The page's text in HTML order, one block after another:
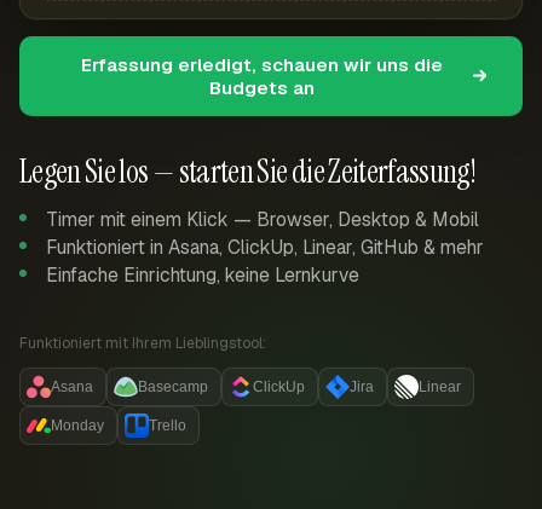
Legen Sie los — starten Sie die Zeiterfassung!
Timer mit einem Klick — Browser, Desktop & Mobil
Funktioniert in Asana, ClickUp, Linear, GitHub & mehr
Einfache Einrichtung, keine Lernkurve
Funktioniert mit Ihrem Lieblingstool:
Asana Basecamp ClickUp Jira Linear
Monday Trello
Erfassung erledigt, schauen wir uns die
Budgets an